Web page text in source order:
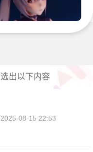
出以下内容
2025-08-15 22:53